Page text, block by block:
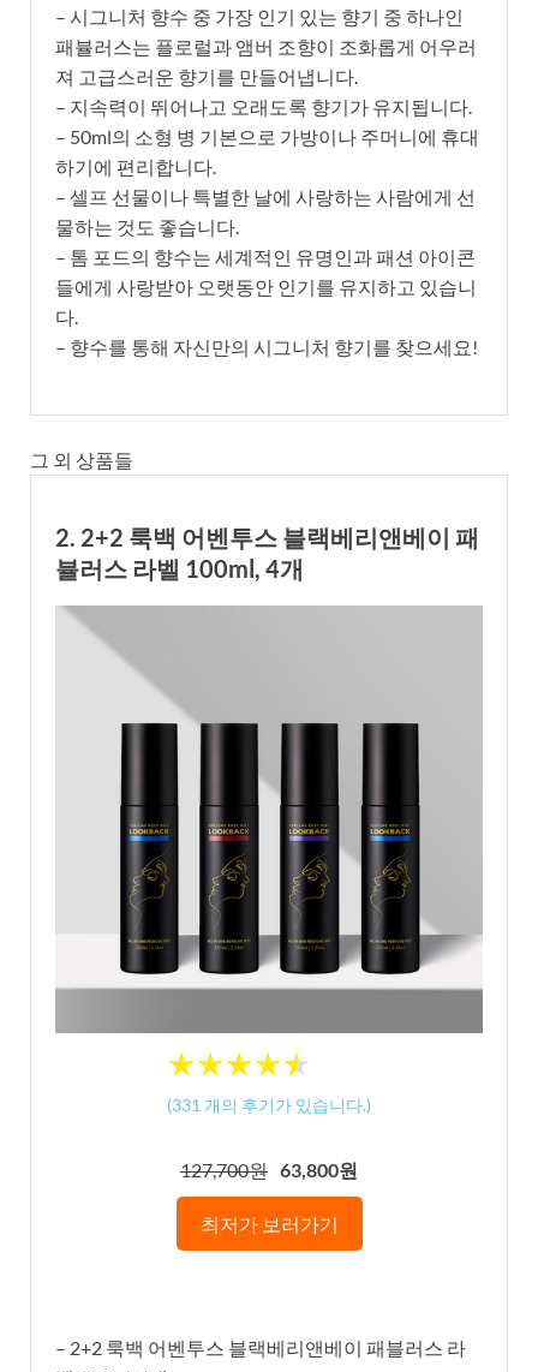
– 시그니처 향수 중 가장 인기 있는 향기 중 하나인
패뷸러스는 플로럴과 앰버 조향이 조화롭게 어우러
져 고급스러운 향기를 만들어냅니다.
– 지속력이 뛰어나고 오래도록 향기가 유지됩니다.
– 50ml의 소형 병 기본으로 가방이나 주머니에 휴대
하기에 편리합니다.
– 셀프 선물이나 특별한 날에 사랑하는 사람에게 선
물하는 것도 좋습니다.
– 톰 포드의 향수는 세계적인 유명인과 패션 아이콘
들에게 사랑받아 오랫동안 인기를 유지하고 있습니
다.
– 향수를 통해 자신만의 시그니처 향기를 찾으세요!
그 외 상품들
2. 2+2 룩백 어벤투스 블랙베리앤베이 패
뷸러스 라벨 100ml, 4개
★★★★★
★★★★★
(331 개의 후기가 있습니다.)
127,700원 63,800원
최저가 보러가기
– 2+2 룩백 어벤투스 블랙베리앤베이 패블러스 라